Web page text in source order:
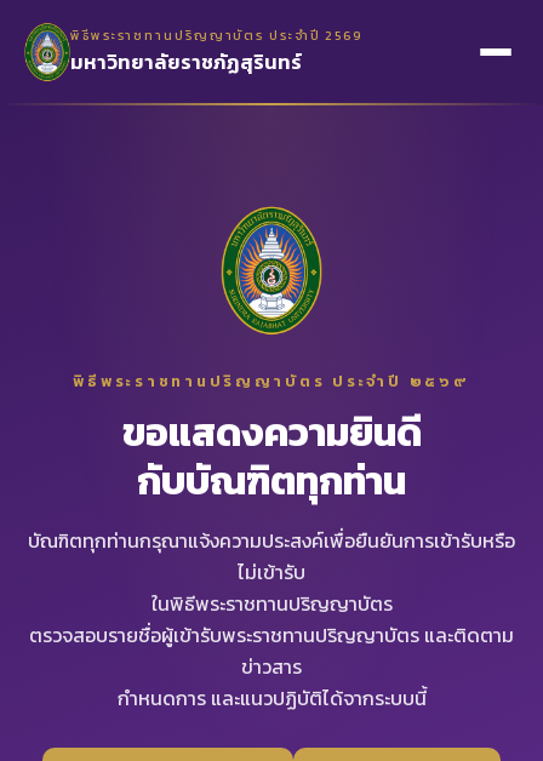
พิธีพระราชทานปริญญาบัตร ประจำปี 2569
มหาวิทยาลัยราชภัฏสุรินทร์
พิธีพระราชทานปริญญาบัตร ประจำปี ๒๕๖๙
ขอแสดงความยินดี
กับบัณฑิตทุกท่าน
บัณฑิตทุกท่านกรุณาแจ้งความประสงค์เพื่อยืนยันการเข้ารับหรือ
ไม่เข้ารับ
ในพิธีพระราชทานปริญญาบัตร
ตรวจสอบรายชื่อผู้เข้ารับพระราชทานปริญญาบัตร และติดตาม
ข่าวสาร
กำหนดการ และแนวปฏิบัติได้จากระบบนี้